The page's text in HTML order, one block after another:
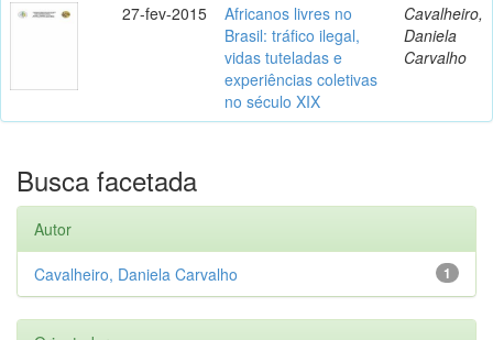
27-fev-2015
Africanos livres no
Brasil: tráfico ilegal,
vidas tuteladas e
experiências coletivas
no século XIX
Cavalheiro,
Daniela
Carvalho
Busca facetada
Autor
1
Cavalheiro, Daniela Carvalho